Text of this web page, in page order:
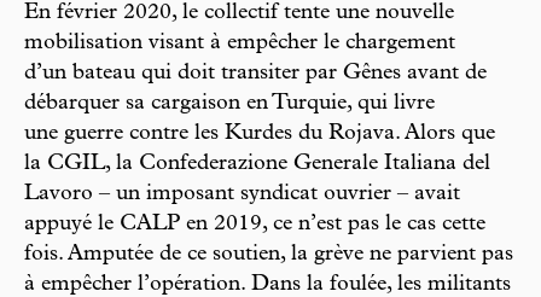
En février 2020, le collectif tente une nouvelle
mobilisation visant à empêcher le chargement
d’un bateau qui doit transiter par Gênes avant de
débarquer sa cargaison en Turquie, qui livre
une guerre contre les Kurdes du Rojava. Alors que
la CGIL, la Confederazione Generale Italiana del
Lavoro – un imposant syndicat ouvrier – avait
appuyé le CALP en 2019, ce n’est pas le cas cette
fois. Amputée de ce soutien, la grève ne parvient pas
à empêcher l’opération. Dans la foulée, les militants